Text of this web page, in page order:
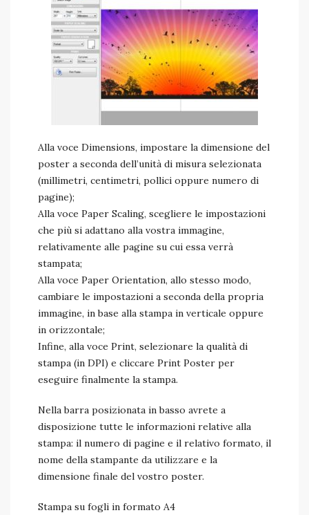
Alla voce Dimensions, impostare la dimensione del
poster a seconda dell’unità di misura selezionata
(millimetri, centimetri, pollici oppure numero di
pagine);
Alla voce Paper Scaling, scegliere le impostazioni
che più si adattano alla vostra immagine,
relativamente alle pagine su cui essa verrà
stampata;
Alla voce Paper Orientation, allo stesso modo,
cambiare le impostazioni a seconda della propria
immagine, in base alla stampa in verticale oppure
in orizzontale;
Infine, alla voce Print, selezionare la qualità di
stampa (in DPI) e cliccare Print Poster per
eseguire finalmente la stampa.
Nella barra posizionata in basso avrete a
disposizione tutte le informazioni relative alla
stampa: il numero di pagine e il relativo formato, il
nome della stampante da utilizzare e la
dimensione finale del vostro poster.
Stampa su fogli in formato A4